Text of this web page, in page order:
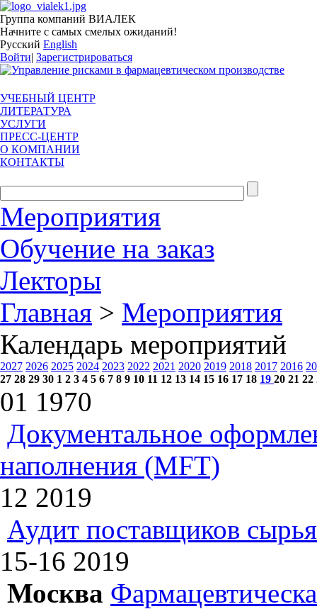
Группа компаний ВИАЛЕК
Начните с самых смелых ожиданий!
Русский English
Войти| Зарегистрироваться
УЧЕБНЫЙ ЦЕНТР
ЛИТЕРАТУРА
УСЛУГИ
ПРЕСС-ЦЕНТР
О КОМПАНИИ
КОНТАКТЫ
Мероприятия
Обучение на заказ
Лекторы
Главная > Мероприятия
Календарь мероприятий
2027 2026 2025 2024 2023 2022 2021 2020 2019 2018 2017 2016
27 28 29 30 1 2 3 4 5 6 7 8 9 10 11 12 13 14 15 16 17 18 19 20 21 22
01 1970
Документальное
наполнения (MFT)
12 2019
Аудит поставщиков
15-16 2019
Москва